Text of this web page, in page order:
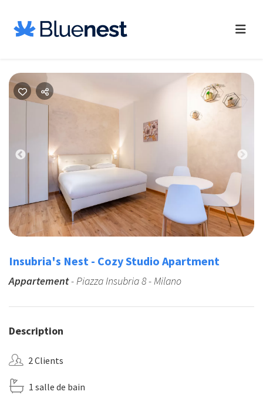
Previous
Insubria's Nest - Cozy Studio Apartment
Appartement- Piazza Insubria 8 - Milano
Description
2 Clients
1 salle de bain